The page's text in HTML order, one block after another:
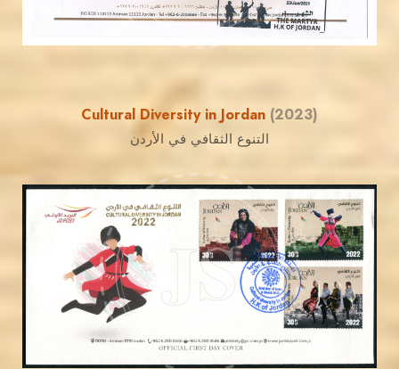
EST. 2007
Cultural Diversity in Jordan (2023)
التنوع الثقافي في الأردن
JS
JORDANSTAMPS.COM
EST. 2007